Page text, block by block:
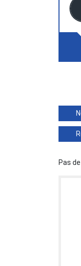
Pas